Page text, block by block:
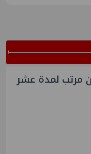
مرتب لمدة عشر